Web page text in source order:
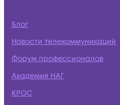
Блог
Новости телекоммуникаций
Форум профессионалов
Академия НАГ
КРОС